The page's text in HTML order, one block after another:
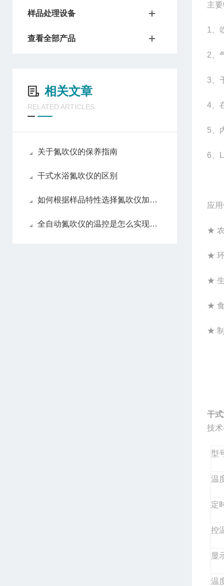
样品处理设备
查看全部产品
相关文章
RELATED ARTICLES
关于氮吹仪的保养指南
干式水浴氮吹仪的区别
如何根据样品特性选择氮吹仪加热方式？
全自动氮吹仪的温控是怎么实现的？
主
1
2
3
4
5
6
应
★
★ 环
★ 生
★
★
干
技
型
温
定
控
显
温